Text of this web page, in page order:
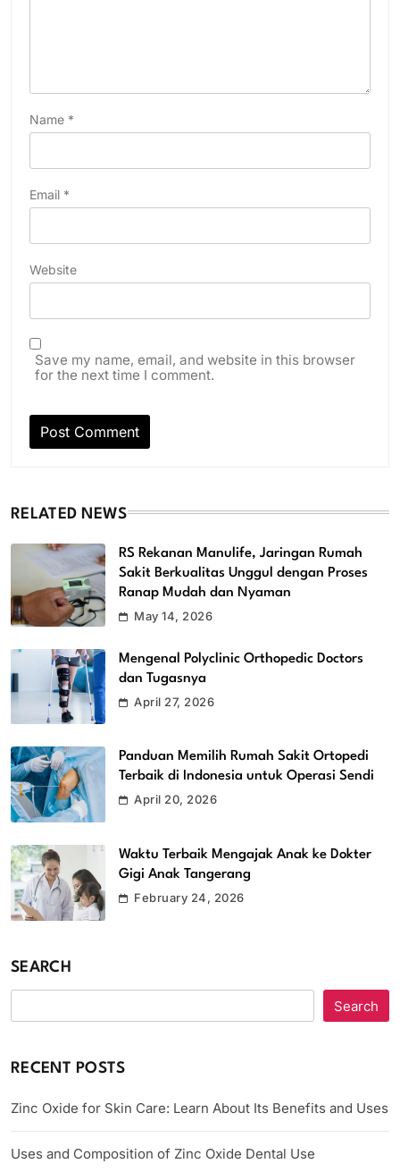
Name *
Email *
Website
Save my name, email, and website in this browser
for the next time I comment.
RELATED NEWS
RS Rekanan Manulife, Jaringan Rumah
Sakit Berkualitas Unggul dengan Proses
Ranap Mudah dan Nyaman
May 14, 2026
Mengenal Polyclinic Orthopedic Doctors
dan Tugasnya
April 27, 2026
Panduan Memilih Rumah Sakit Ortopedi
Terbaik di Indonesia untuk Operasi Sendi
April 20, 2026
Waktu Terbaik Mengajak Anak ke Dokter
Gigi Anak Tangerang
February 24, 2026
SEARCH
Search
RECENT POSTS
Zinc Oxide for Skin Care: Learn About Its Benefits and Uses
Uses and Composition of Zinc Oxide Dental Use